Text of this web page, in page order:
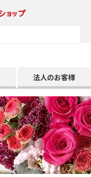
法人のお客様